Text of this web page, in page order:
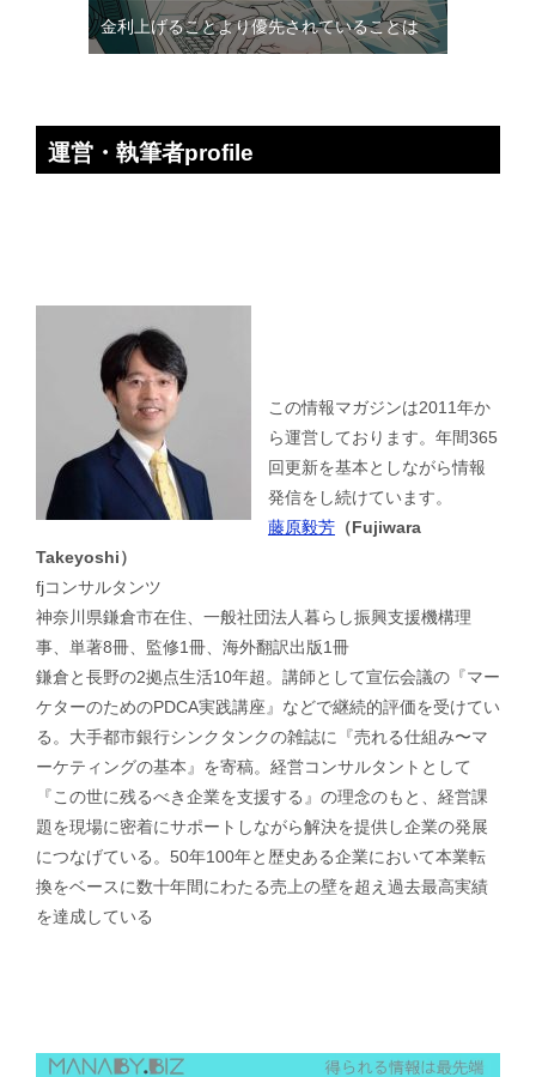
金利上げることより優先されていることは
運営・執筆者profile
この情報マガジンは2011年か
ら運営しております。年間365
回更新を基本としながら情報
発信をし続けています。
藤原毅芳 （Fujiwara
Takeyoshi）
fjコンサルタンツ
神奈川県鎌倉市在住、一般社団法人暮らし振興支援機構理
事、単著8冊、監修1冊、海外翻訳出版1冊
鎌倉と長野の2拠点生活10年超。講師として宣伝会議の『マー
ケターのためのPDCA実践講座』などで継続的評価を受けてい
る。大手都市銀行シンクタンクの雑誌に『売れる仕組み〜マ
ーケティングの基本』を寄稿。経営コンサルタントとして
『この世に残るべき企業を支援する』の理念のもと、経営課
題を現場に密着にサポートしながら解決を提供し企業の発展
につなげている。50年100年と歴史ある企業において本業転
換をベースに数十年間にわたる売上の壁を超え過去最高実績
を達成している